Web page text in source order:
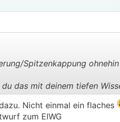
..
Spitzenkappung
das mit deinem tiefen
Nicht einmal ein flaches
zum ElWG